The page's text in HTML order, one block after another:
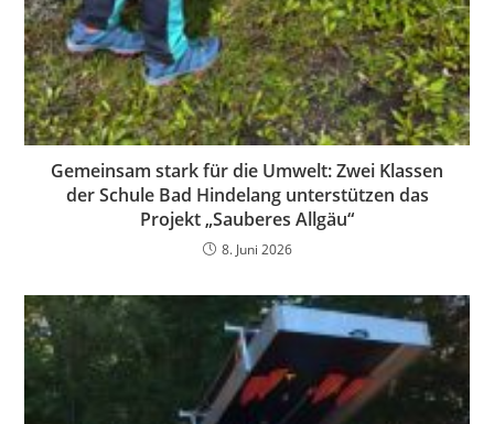
Gemeinsam stark für die Umwelt: Zwei Klassen
der Schule Bad Hindelang unterstützen das
Projekt „Sauberes Allgäu“
8. Juni 2026